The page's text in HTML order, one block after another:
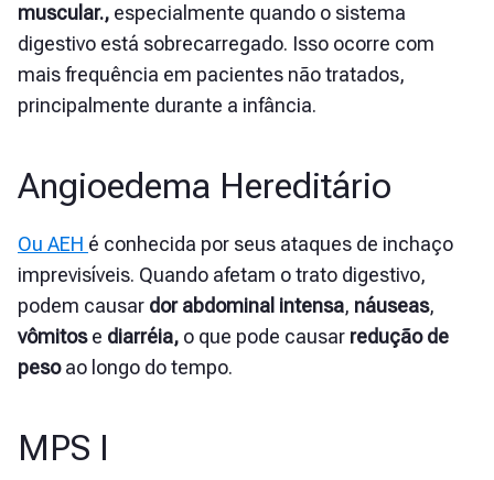
muscular., especialmente quando o sistema
digestivo está sobrecarregado. Isso ocorre com
mais frequência em pacientes não tratados,
principalmente durante a infância.
Angioedema Hereditário
Ou AEH é conhecida por seus ataques de inchaço
imprevisíveis. Quando afetam o trato digestivo,
podem causar dor abdominal intensa, náuseas,
vômitose diarréia, o que pode causar redução de
peso ao longo do tempo.
MPS I